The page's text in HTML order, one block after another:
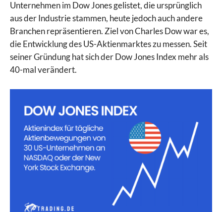
Unternehmen im Dow Jones gelistet, die ursprünglich
aus der Industrie stammen, heute jedoch auch andere
Branchen repräsentieren. Ziel von Charles Dow war es,
die Entwicklung des US-Aktienmarktes zu messen. Seit
seiner Gründung hat sich der Dow Jones Index mehr als
40-mal verändert.